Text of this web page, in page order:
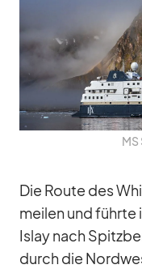
Die Route des
mei­len und führte
Is­lay nach
durch die